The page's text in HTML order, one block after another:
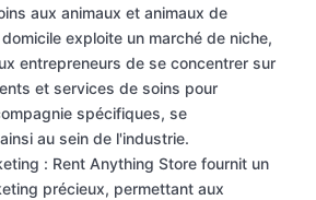
aux animaux et animaux de
exploite un marché de niche,
entrepreneurs de se concentrer sur
et services de soins pour
spécifiques, se
au sein de l'industrie.
: Rent Anything Store fournit un
précieux, permettant aux